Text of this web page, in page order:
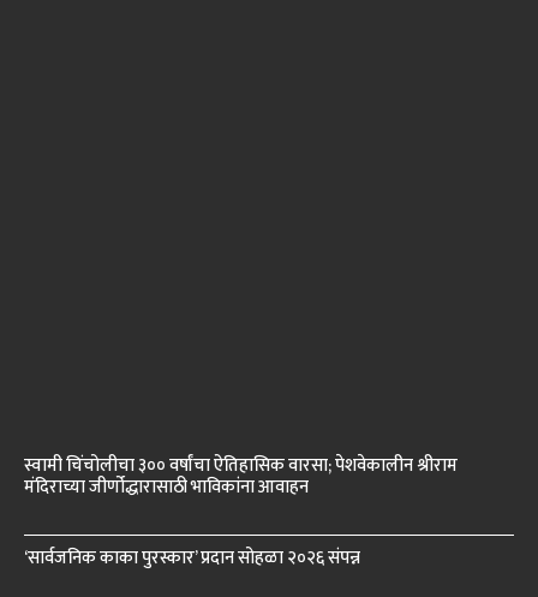
स्वामी चिंचोलीचा ३०० वर्षांचा ऐतिहासिक वारसा; पेशवेकालीन श्रीराम
मंदिराच्या जीर्णोद्धारासाठी भाविकांना आवाहन
‘सार्वजनिक काका पुरस्कार’ प्रदान सोहळा २०२६ संपन्न